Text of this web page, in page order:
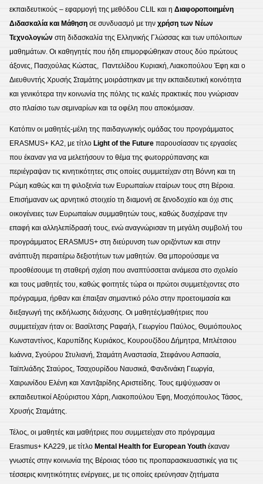
εκπαιδευτικούς – εφαρμογή της μεθόδου CLIL και η Διαφοροποιημένη
Διδασκαλία και Μάθηση σε συνδυασμό με την χρήση των Νέων
Τεχνολογιών στη διδασκαλία της Ελληνικής Γλώσσας και των υπόλοιπων
μαθημάτων. Οι καθηγητές που ήδη επιμορφώθηκαν στους δύο πρώτους
άξονες, Πασχούλας Κώστας, Παντελίδου Κυριακή, Λιακοπούλου Έφη και ο
Διευθυντής Χρυσής Σταμάτης μοιράστηκαν με την εκπαιδευτική κοινότητα
και γενικότερα την κοινωνία της πόλης τις καλές πρακτικές που γνώρισαν
στο πλαίσιο των σεμιναρίων και τα οφέλη που αποκόμισαν.
Κατόπιν οι μαθητές-μέλη της παιδαγωγικής ομάδας του προγράμματος
ERASMUS+ KA2, με τίτλο Light of the Future παρουσίασαν τις εργασίες
που έκαναν για να μελετήσουν το θέμα της φωτορρύπανσης και
περιέγραψαν τις κινητικότητες στις οποίες συμμετείχαν στη Βόννη και τη
Ρώμη καθώς και τη φιλοξενία των Ευρωπαίων εταίρων τους στη Βέροια.
Επισήμαναν ως αρνητικό στοιχείο τη διαμονή σε ξενοδοχείο και όχι στις
οικογένειες των Ευρωπαίων συμμαθητών τους, καθώς δυσχέρανε την
επαφή και αλληλεπίδρασή τους, ενώ αναγνώρισαν τη μεγάλη συμβολή του
προγράμματος ERASMUS+ στη διεύρυνση των οριζόντων και στην
ανάπτυξη περαιτέρω δεξιοτήτων των μαθητών. Θα μπορούσαμε να
προσθέσουμε τη σταθερή σχέση που αναπτύσσεται ανάμεσα στο σχολείο
και τους μαθητές του, καθώς φοιτητές τώρα οι πρώτοι συμμετέχοντες στο
πρόγραμμα, ήρθαν και έπαιξαν σημαντικό ρόλο στην προετοιμασία και
διεξαγωγή της εκδήλωσης διάχυσης. Οι μαθητές/μαθήτριες που
συμμετείχαν ήταν οι: Βασίλτσης Ραφαήλ, Γεωργίου Παύλος, Θυμιόπουλος
Κωνσταντίνος, Καρυπίδης Κυριάκος, Κουρουζίδου Δήμητρα, Μπλέτσιου
Ιωάννα, Σγούρου Στυλιανή, Σταμάτη Αναστασία, Στεφάνου Ασπασία,
Ταϊπλιάδης Σταύρος, Τσαχουρίδου Ναυσικά, Φανδινάκη Γεωργία,
Χαιρωνίδου Ελένη και Χαντζαρίδης Αριστείδης. Τους εμψύχωσαν οι
εκπαιδευτικοί Αξούριστου Χάρη, Λιακοπούλου Έφη, Μοσχόπουλος Τάσος,
Χρυσής Σταμάτης.
Τέλος, οι μαθητές και μαθήτριες που συμμετείχαν στο πρόγραμμα
Erasmus+ KA229, με τίτλο Mental Health for European Youth έκαναν
γνωστές στην κοινωνία της Βέροιας τόσο τις προπαρασκευαστικές για τις
τέσσερις κινητικότητες ενέργειες, με τις οποίες ερεύνησαν ζητήματα